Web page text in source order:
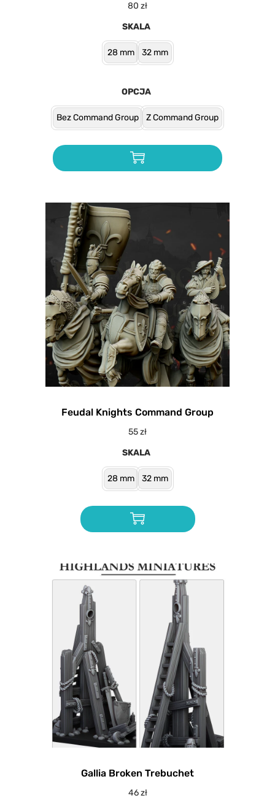
80 zł
SKALA
28 mm 32 mm
OPCJA
Bez Command Group Z Command Group
Feudal Knights Command Group
55zł
SKALA
28 mm 32 mm
Gallia Broken Trebuchet
46zł